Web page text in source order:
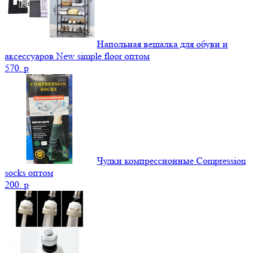
Напольная вешалка для обуви и
аксессуаров New simple floor оптом
570. p
Чулки компрессионные Сompression
socks оптом
200. p